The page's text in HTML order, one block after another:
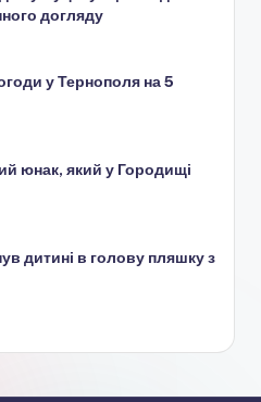
догляду
у Тернополя на 5
юнак, який у Городищі
дитині в голову пляшку з